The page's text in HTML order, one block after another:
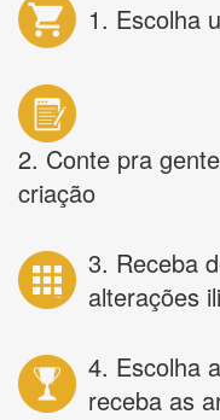
1. Escolha
2. Conte pra
criação
3. Receba
alterações
4. Escolha
receba as